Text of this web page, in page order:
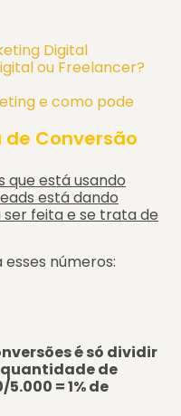
Digital
ou Freelancer?
e como pode
Conversão
que está usando
está dando
feita e se trata de
números:
é só dividir
de
= 1% de